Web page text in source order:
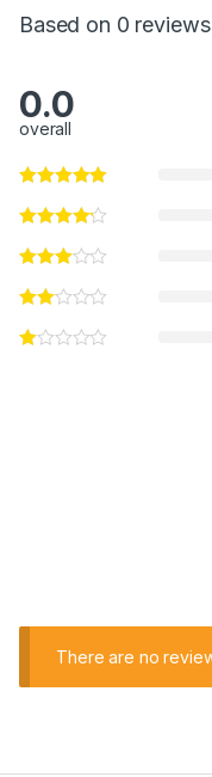
Based on 0 reviews
0.0
overall
There are no